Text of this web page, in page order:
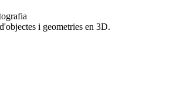
i geometries en 3D.